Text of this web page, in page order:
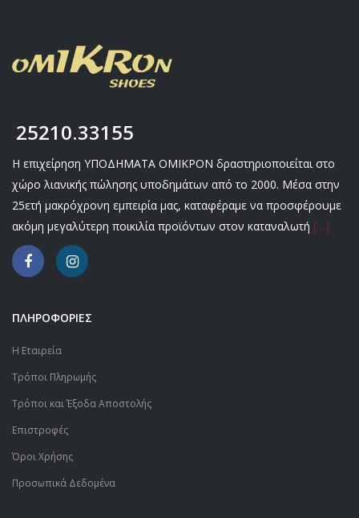
25210.33155
Η επιχείρηση ΥΠΟΔΗΜΑΤΑ ΟΜΙΚΡΟΝ δραστηριοποιείται στο
χώρο λιανικής πώλησης υποδημάτων από το 2000. Μέσα στην
25ετή μακρόχρονη εμπειρία μας, καταφέραμε να προσφέρουμε
ακόμη μεγαλύτερη ποικιλία προϊόντων στον καταναλωτή […]
ΠΛΗΡΟΦΟΡΙΕΣ
Η Εταιρεία
Τρόποι Πληρωμής
Τρόποι και Έξοδα Αποστολής
Επιστροφές
Όροι Χρήσης
Προσωπικά Δεδομένα